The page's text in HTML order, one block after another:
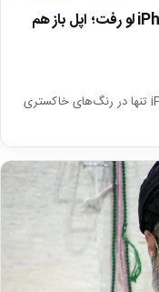
رنگ‌های رسمی و شگفت‌انگیز iPhone Ultra لو رفت؛ اپل باز هم
تصاویر تازه فاش‌شده نشان می‌دهد iPhone Ultra تنها در رنگ‌های خاکستری